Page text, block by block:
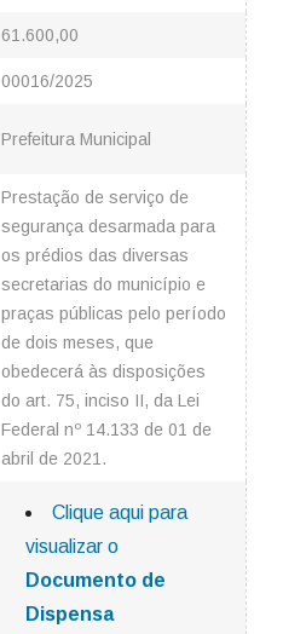
61.600,00
00016/2025
Prefeitura Municipal
Prestação de serviço de
segurança desarmada para
os prédios das diversas
secretarias do município e
praças públicas pelo período
de dois meses, que
obedecerá às disposições
do art. 75, inciso II, da Lei
Federal nº 14.133 de 01 de
abril de 2021.
Clique aqui para
visualizar o
Documento de
Dispensa